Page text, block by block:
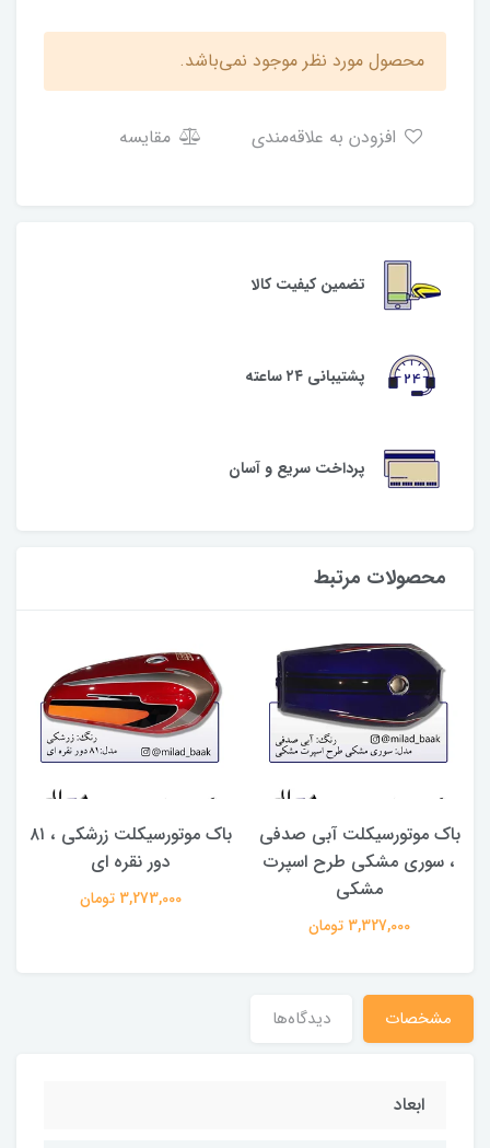
محصول مورد نظر موجود نمی‌باشد.
مقایسه
تضمین کیفیت کالا
پشتیبانی ۲۴ ساعته
پرداخت سریع و آسان
محصولات مرتبط
باک موتورسیکلت آبی صدفی
، سوری مشکی طرح اسپرت
مشکی
3,327,000 تومان
باک موتورسیکلت زرشکی ، ۸۱
دور نقره ای
3,273,000 تومان
مشخصات دیدگاه‌ها
ابعاد